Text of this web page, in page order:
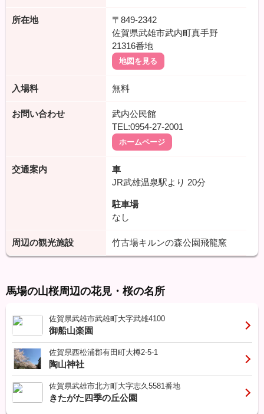
所在地
〒849-2342
佐賀県武雄市武内町真手野
21316番地
地図を見る
入場料 無料
お問い合わせ
武内公民館
TEL:0954-27-2001
ホームページ
交通案内
車
JR武雄温泉駅より 20分
駐車場
なし
周辺の観光施設 竹古場キルンの森公園飛龍窯
馬場の山桜周辺の花見・桜の名所
佐賀県武雄市武雄町大字武雄4100
御船山楽園
佐賀県西松浦郡有田町大樽2-5-1
陶山神社
佐賀県武雄市北方町大字志久5581番地
きたがた四季の丘公園